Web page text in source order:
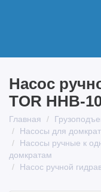
Насос
TOR HHB-
Главная
Насосы для
Насосы ручные к
домкратам
Насос ручной